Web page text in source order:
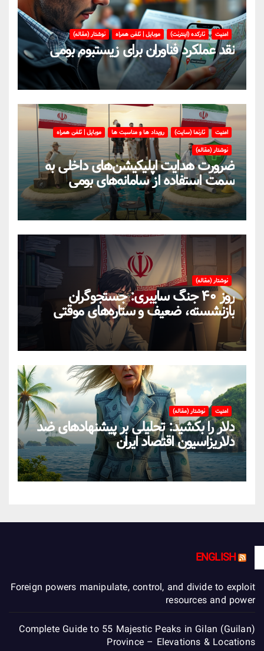
امنیت تارکده (اینترنت) موبایل | تلفن همراه نوشتار (مقاله)
نقد عملکرد فناوران برای زیستبوم بومی
امنیت تارنما (سایت) رویداد ها و مناسبت ها
موبایل | تلفن همراه
نوشتار (مقاله)
ضرورت هدایت اپلیکیشن‌های داخلی به
سمت استفاده از سامانه‌های بومی
نوشتار (مقاله)
روز ۴۰ جنگ سایبری: جستجوگران
بازنشسته، ضعیف و ستاره‌های موقتی
ایران در بحران اینترنت!
امنیت نوشتار (مقاله)
دلار را بکشید: تحلیلی بر پیشنهادهای ضد
دلاریزاسیون اقتصاد ایران
ENGLISH
Foreign powers manipulate, control, and divide to exploit
resources and power
Complete Guide to 55 Majestic Peaks in Gilan (Guilan)
Province – Elevations & Locations